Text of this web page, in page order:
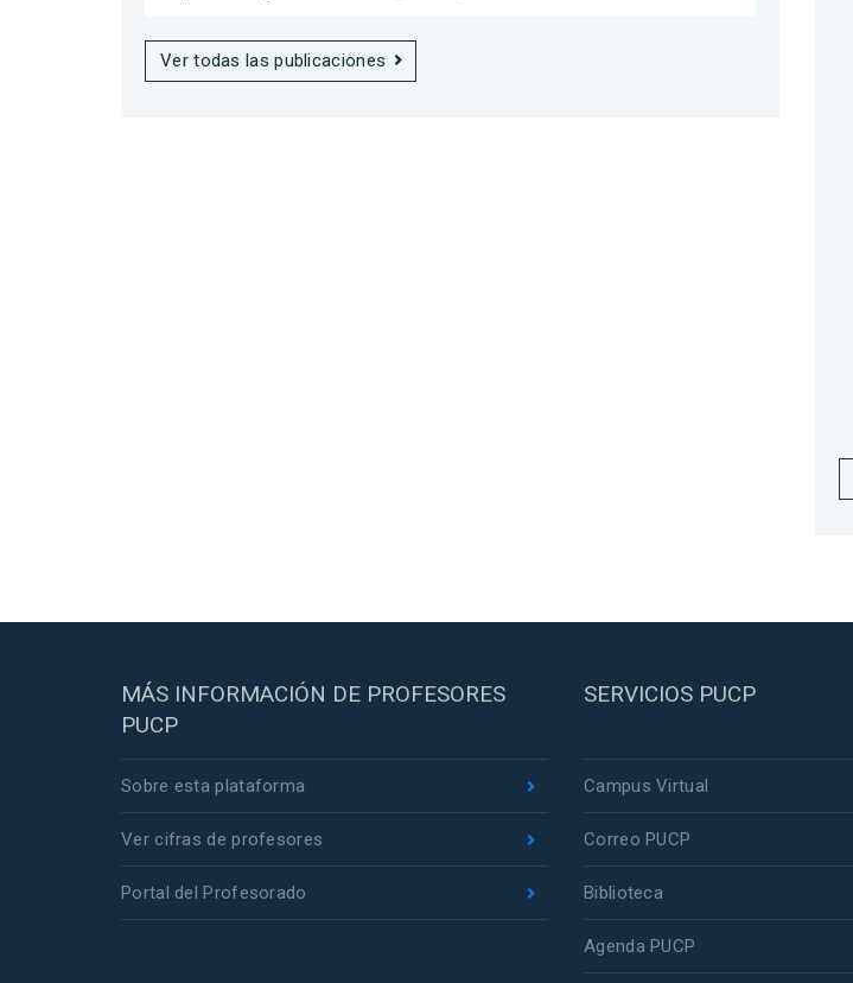
Ver todas las publicaciones
MÁS INFORMACIÓN DE PROFESORES
PUCP
Sobre esta plataforma
Ver cifras de profesores
Portal del Profesorado
SERVICIOS PUCP
Campus Virtual
Correo PUCP
Biblioteca
Agenda PUCP